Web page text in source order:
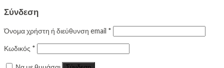
Σύνδεση
Όνομα χρήστη ή διεύθυνση email *
Κωδικός *